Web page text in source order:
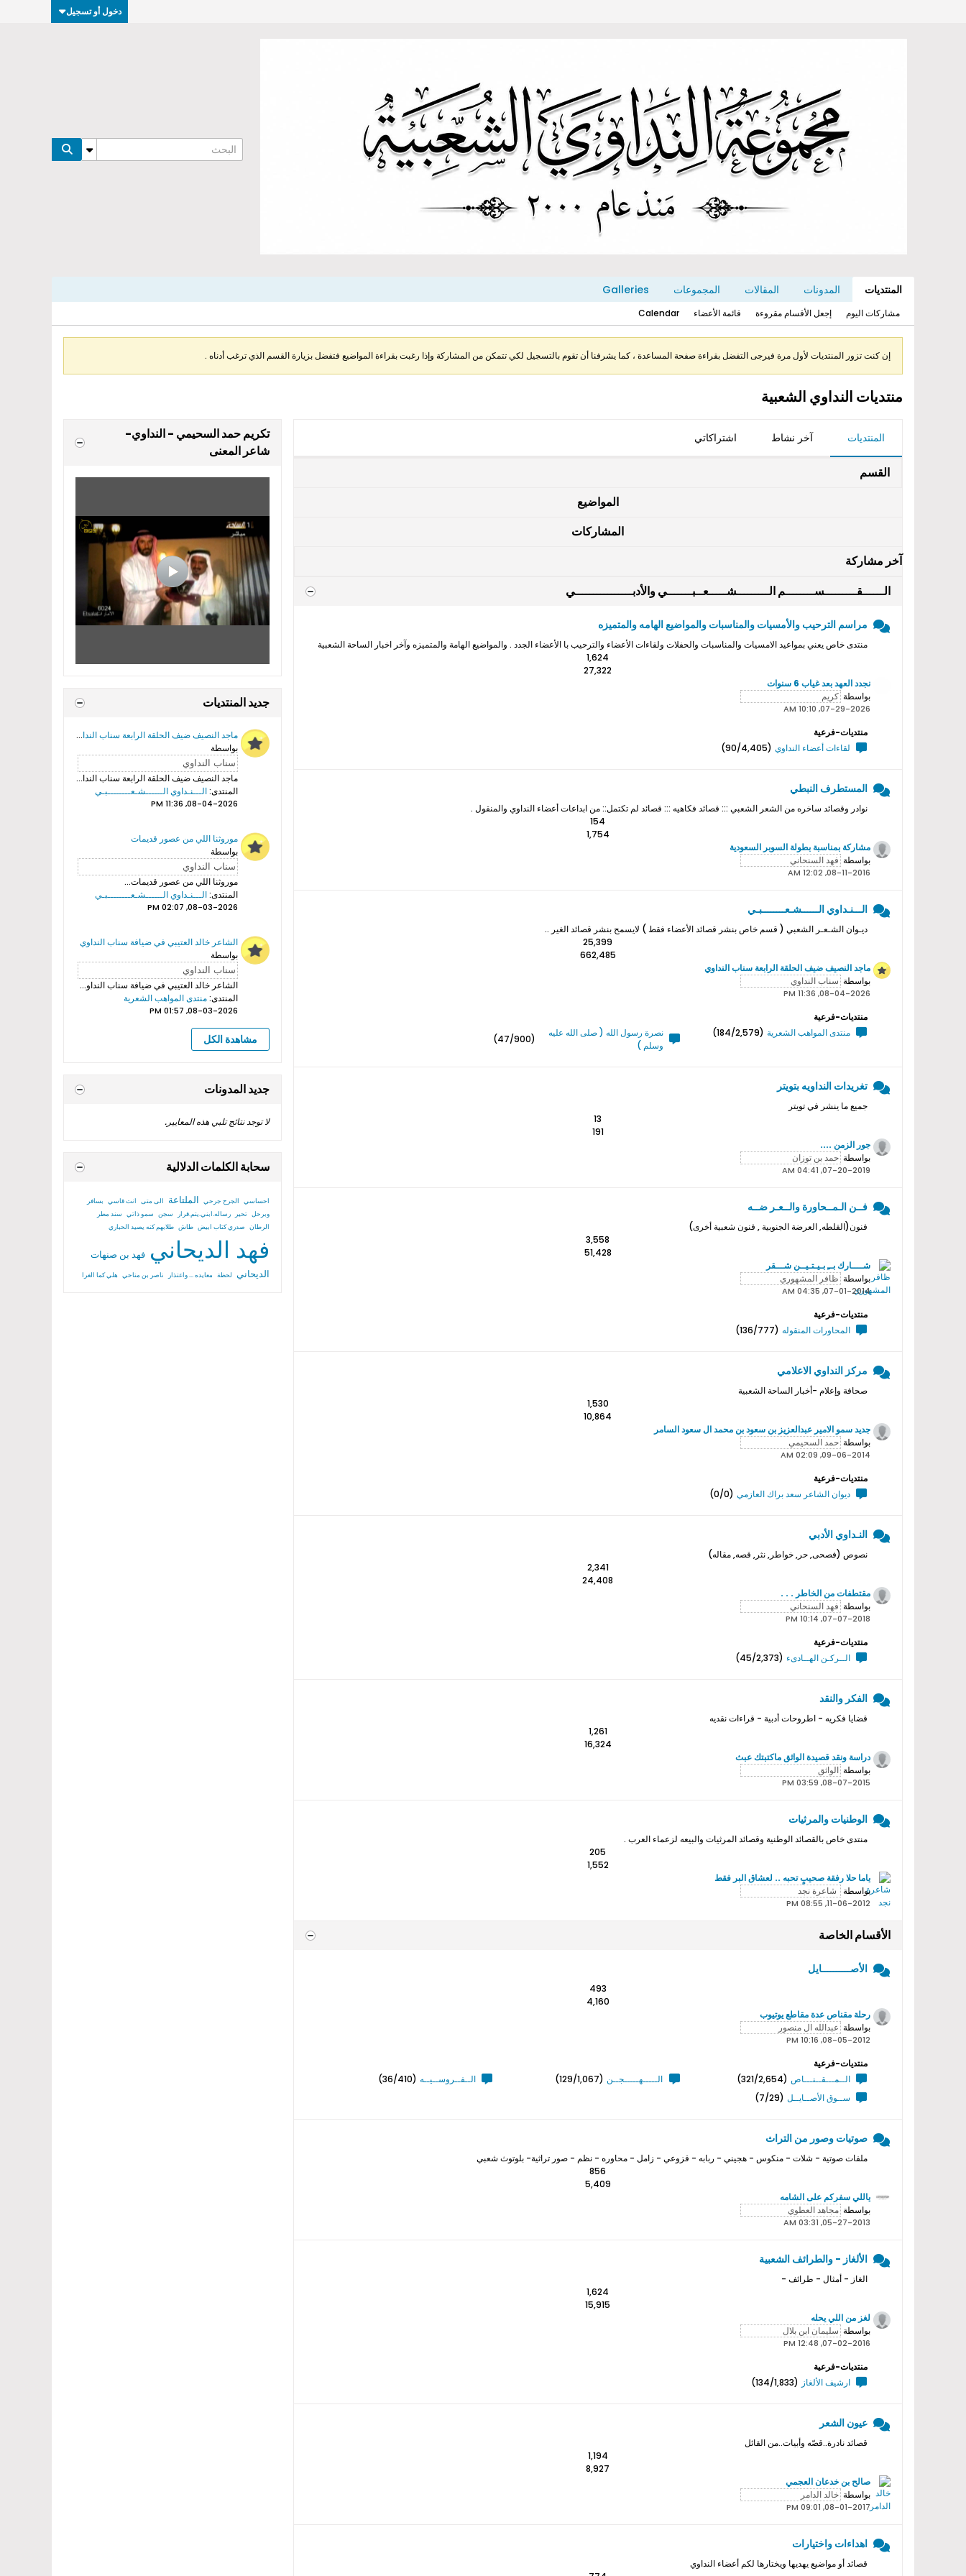
دخول أو تسجيل
المنتديات المدونات المقالات المجموعات Galleries
مشاركات اليوم إجعل الأقسام مقروءة قائمة الأعضاء Calendar
إن كنت تزور المنتديات لأول مرة فيرجى التفضل بقراءة صفحة المساعدة ، كما يشرفنا أن تقوم بالتسجيل لكي تتمكن من المشاركة وإذا رغبت بقراءة المواضيع فتفضل بزيارة القسم الذي ترغب أدناه .
منتديات النداوي الشعبية
المنتديات آخر نشاط اشتراكاتي
القسم
المواضيع
المشاركات
آخر مشاركة
الــــــقـــــــــســــــــم الـــــــــشـــــعــبـــــــي والأدبــــــــــــــــي
مراسم الترحيب والأمسيات والمناسبات والمواضيع الهامه والمتميزه
منتدى خاص يعني بمواعيد الامسيات والمناسبات والحفلات ولقاءات الأعضاء والترحيب با الأعضاء الجدد . والمواضيع الهامة والمتميزه وآخر اخبار الساحة الشعبية
1,624
27,322
نجدد العهد بعد غياب 6 سنوات
بواسطة
07-29-2026, 10:10 AM
منتديات-فرعية
لقاءات أعضاء النداوي (90/4,405)
المستطرف النبطي
نوادر وقصائد ساخره من الشعر الشعبي ::: قصائد فكاهيه ::: قصائد لم تكتمل:: من ابداعات أعضاء النداوي والمنقول .
154
1,754
مشاركة بمناسبة بطولة السوبر السعودية
بواسطة
08-11-2016, 12:02 AM
الـــنـداوي الــــــشـعــــــــبـي
ديـوان الشـعـر الشعبي ( قسم خاص بنشر قصائد الأعضاء فقط ) لايسمح بنشر قصائد الغير ..
25,399
662,485
ماجد النصيف ضيف الحلقة الرابعة سناب النداوي
بواسطة
08-04-2026, 11:36 PM
منتديات-فرعية
منتدى المواهب الشعرية (184/2,579)
نصرة رسول الله ( صلى الله عليه
وسلم )
(47/900)
تغريدات النداويه بتويتر
جميع ما ينشر في تويتر
13
191
جور الزمن ....
بواسطة
07-20-2019, 04:41 AM
فــن الـمــحاورة والــعـر ضــه
فنون(القلطه, العرضة الجنوبية , فنون شعبية أخرى)
3,558
51,428
شــــارك بــِ بـيـتـيــن شـــقر
بواسطة
07-01-2014, 04:35 AM
منتديات-فرعية
المحاورات المنقوله (136/777)
مركز النداوي الاعلامي
صحافة وإعلام -أخبار الساحة الشعبية
1,530
10,864
جديد سمو اﻻمير عبدالعزيز بن سعود بن محمد ال سعود السامر
بواسطة
09-06-2014, 02:09 AM
منتديات-فرعية
ديوان الشاعر سعد براك العازمي (0/0)
النـداوي الأدبي
نصوص (فصحى, حر, خواطر, نثر, قصه, مقاله)
2,341
24,408
مقتطفات من الخاطر . . .
بواسطة
07-07-2018, 10:14 PM
منتديات-فرعية
الــركـن الهــادىء (45/2,373)
الفكر والنقد
قضايا فكريه - اطروحات أدبية - قراءات نقديه
1,261
16,324
دراسة ونقد قصيدة الواثق ماكتبتك عبث
بواسطة
08-07-2015, 03:59 PM
الوطنيات والمرثيات
منتدى خاص بالقصائد الوطنية وقصائد المرثيات والبيعه لزعماء العرب .
205
1,552
ياما حلا رفقة صحيبٍ تحبه .. لعشاق البر فقط
بواسطة
11-06-2012, 08:55 PM
الأقسام الخاصة
الأصــــــــــايل
493
4,160
رحلة مقناص عدة مقاطع يوتيوب
بواسطة
08-05-2012, 10:16 PM
منتديات-فرعية
الــمـــقــنـــاص (321/2,654) الـــــهـــــجــن (129/1,067) الــفــروســيــه (36/410)
ســوق الأصــايــل (7/29)
صوتيات وصور من التراث
ملفات صوتية - شلات - منكوس - هجيني - ربابه - قزوعي - زامل - محاوره - نظم - صور تراثية- بلوتوث شعبي
856
5,409
ياللي سفركم على الشامه
بواسطة
05-27-2013, 03:31 AM
الألغاز - والطرائف الشعبية
الغاز - أمثال - طرائف -
1,624
15,915
لغز من اللي يحله
بواسطة
07-02-2016, 12:48 PM
منتديات-فرعية
ارشيف الألغاز (134/1,833)
عيون الشعر
قصائد نادرة..قصّه وأبيات..من القائل
1,194
8,927
صالح بن خدعان العجمي
بواسطة
08-01-2017, 09:01 PM
اهداءات واختيارات
قصائد أو مواضيع يهديها ويختارها لكم أعضاء النداوي
تكريم حمد السحيمي - النداوي-
شاعر المعنى
جديد المنتديات
ماجد النصيف ضيف الحلقة الرابعة سناب النداوي
بواسطة
ماجد النصيف ضيف الحلقة الرابعة سناب النداوي...
المنتدى:الـــنـداوي الــــــشـعــــــــبـي
08-04-2026, 11:36 PM
موروثنا اللي من عصور قديمات
بواسطة
موروثنا اللي من عصور قديمات...
المنتدى:الـــنـداوي الــــــشـعــــــــبـي
08-03-2026, 02:07 PM
الشاعر خالد العتيبي في ضيافة سناب النداوي
بواسطة
الشاعر خالد العتيبي في ضيافة سناب النداوي بروموهات فيديوهات...
المنتدى:منتدى المواهب الشعرية
08-03-2026, 01:57 PM
مشاهدة الكل
جديد المدونات
لا توجد نتائج تلبي هذه المعايير.
سحابة الكلمات الدلالية
احساسي الجرح جرحي الملتاعة الى متى انت قاسي بسافر
وبرحل تحير رساله.ابني.يتم.قرار سجن سمو ذاتي سند مطر
الرطان صدري كتاب ابيض طاش طلابهم كنه يصيد الحباري
فهد الديحاني فهد بن صنهات
الديحاني لحظة معايده ... واعتذار ناصر بن مناحي هلي كما الغرا